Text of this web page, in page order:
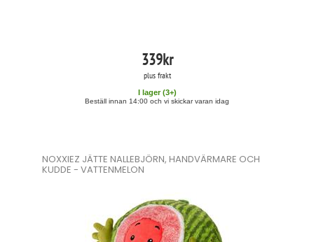
339kr
plus frakt
I lager (3+)
Beställ innan 14:00 och vi skickar varan idag
NOXXIEZ JÄTTE NALLEBJÖRN, HANDVÄRMARE OCH
KUDDE - VATTENMELON